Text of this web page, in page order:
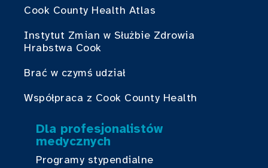
Cook County Health Atlas
Instytut Zmian w Służbie Zdrowia
Hrabstwa Cook
Brać w czymś udział
Współpraca z Cook County Health
Dla profesjonalistów
medycznych
Programy stypendialne